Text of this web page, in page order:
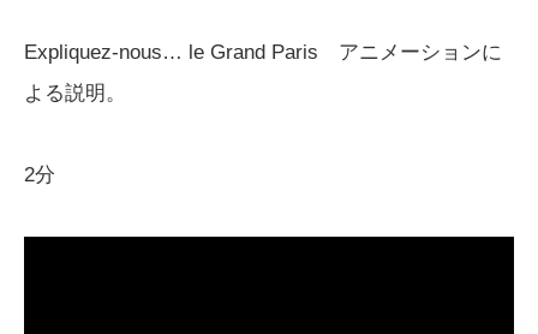
Expliquez-nous… le Grand Paris アニメーションに
よる説明。
2分